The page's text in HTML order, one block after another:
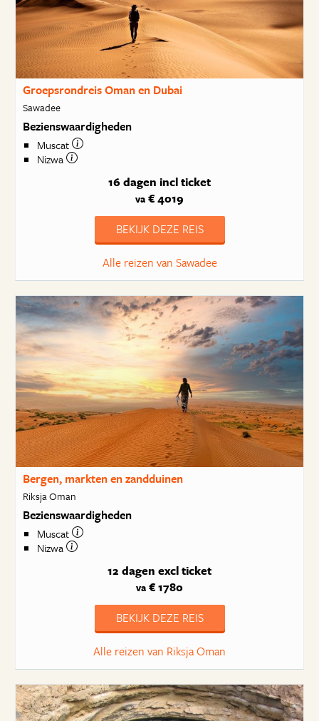
Groepsrondreis Oman en Dubai
Sawadee
Bezienswaardigheden
Muscat
Nizwa
16 dagen incl ticket
va € 4019
BEKIJK DEZE REIS
Alle reizen van Sawadee
Bergen, markten en zandduinen
Riksja Oman
Bezienswaardigheden
Muscat
Nizwa
12 dagen excl ticket
va € 1780
BEKIJK DEZE REIS
Alle reizen van Riksja Oman